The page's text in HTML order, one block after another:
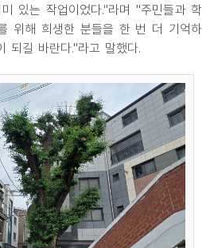
있는 작업이었다."라며 "주민들과 학
위해 희생한 분들을 한 번 더 기억하
되길 바란다."라고 말했다.